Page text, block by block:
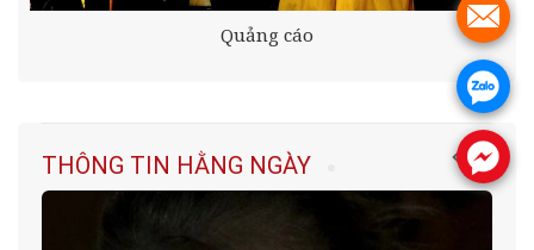
Quảng cáo
THÔNG TIN HẰNG NGÀY
.
.
.